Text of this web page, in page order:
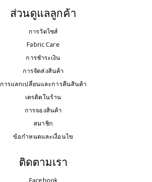
ส่วนดูแลลูกค้า
การวัดไซส์
Fabric Care
การชำระเงิน
การจัดส่งสินค้า
การแลกเปลี่ยนและการคืนสินค้า
เครดิตในร้าน
การจองสินค้า
สมาชิก
ข้อกำหนดและเงื่อนไข
ติดตามเรา
Facebook